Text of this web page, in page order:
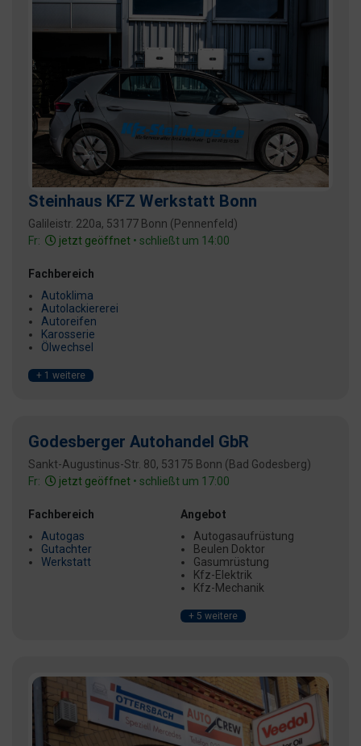
Steinhaus KFZ Werkstatt Bonn
Galileistr. 220a, 53177 Bonn (Pennenfeld)
Fr:
jetzt geöffnet • schließt um 14:00
Fachbereich
Autoklima
Autolackiererei
Autoreifen
Karosserie
Ölwechsel
+ 1 weitere
Godesberger Autohandel GbR
Sankt-Augustinus-Str. 80, 53175 Bonn (Bad Godesberg)
Fr:
jetzt geöffnet • schließt um 17:00
Fachbereich
Autogas
Gutachter
Werkstatt
Angebot
Autogasaufrüstung
Beulen Doktor
Gasumrüstung
Kfz-Elektrik
Kfz-Mechanik
+ 5 weitere